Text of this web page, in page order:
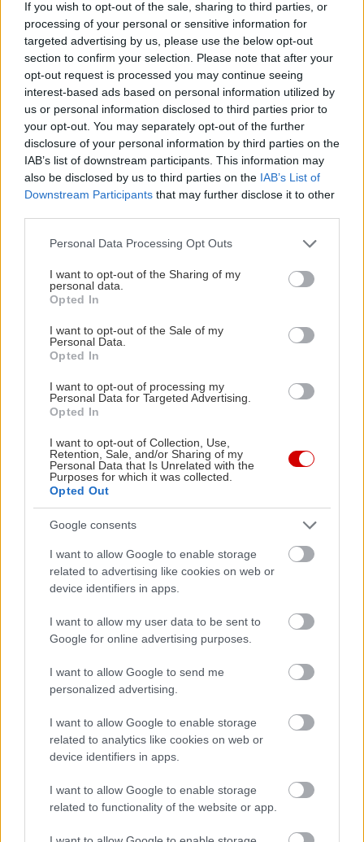
If you wish to opt-out of the sale, sharing to third parties, or
processing of your personal or sensitive information for
targeted advertising by us, please use the below opt-out
section to confirm your selection. Please note that after your
opt-out request is processed you may continue seeing
interest-based ads based on personal information utilized by
us or personal information disclosed to third parties prior to
your opt-out. You may separately opt-out of the further
disclosure of your personal information by third parties on the
IAB’s list of downstream participants. This information may
also be disclosed by us to third parties on the IAB’s List of
Downstream Participants that may further disclose it to other
Please note that this website/app uses one or more Google
not limited to your visit or usage behaviour. You may click to
grant or deny consent to Google and its third-party tags to
use your data for below specified purposes in below Google
consent section.
Personal Data Processing Opt Outs
I want to opt-out of the Sharing of my
personal data.
Opted In
I want to opt-out of the Sale of my
Personal Data.
Opted In
I want to opt-out of processing my
Personal Data for Targeted Advertising.
Opted In
I want to opt-out of Collection, Use,
Retention, Sale, and/or Sharing of my
Personal Data that Is Unrelated with the
Purposes for which it was collected.
Opted Out
Google consents
I want to allow Google to enable storage
related to advertising like cookies on web or
device identifiers in apps.
I want to allow my user data to be sent to
Google for online advertising purposes.
I want to allow Google to send me
personalized advertising.
I want to allow Google to enable storage
related to analytics like cookies on web or
device identifiers in apps.
I want to allow Google to enable storage
related to functionality of the website or app.
σχεδιάζεις να μαγειρέψεις, αλλά και τρόφιμα που
διατηρούνται για καιρό, όπως ξηρούς καρπούς,
σοκολάτα υγείας, καφέ ή εμφιαλωμένα. Είναι μια
περιοχή που δεν χρειάζεται συχνή πρόσβαση,
οπότε είναι ό,τι πρέπει για τα μακράς διάρκειας
τρόφιμα.
Πόρτα ψυγείου: τα βοηθητικά της διατροφής σου
«συμπληρωματικά». Dressing, μουστάρδες,
φυστικοβούτυρο, βούτυρο, ελαιόλαδα, πίκλες και
σάλτσες χωρίς ζάχαρη είναι η «τελική πινελιά»
τρόφιμα που θέλεις να καταναλώνεις συχνά, γιατί
η πόρτα είναι το πιο ζεστό σημείο του ψυγείου και
ευνοεί τη γρήγορη αλλοίωση.